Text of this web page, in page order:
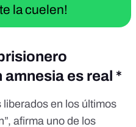
la cuelen!
es real *
liberados en los últimos
afirma uno de los